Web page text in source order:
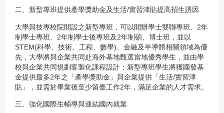
二、新型專班提供產學獎助金及生活/實習津貼提高招生誘因
大學與技專校院開設之新型專班，可以開辦學士雙聯專班、2年
制學士專班、2年制學士後專班及2年制碩、博士班，並以
STEM(科學、技術、工程、數學)、金融及半導體相關領域為優
先，大學將與企業共同赴海外基地甄選當地優秀學生，並由學
校與企業共同規劃客製化課程設計；新型專班學生將獲國發基
金提供最多2年之「產學獎助金」與企業提供「生活/實習津
貼」，並需於畢業後至少留臺工作2年，滿足企業的人才需求。
三、強化國際生輔導與連結國內就業